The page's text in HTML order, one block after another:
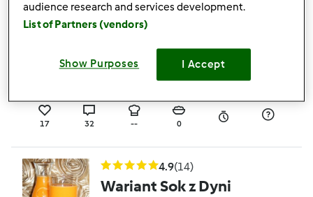
Ciasto z truskawkami i
budyniem
ilonaw
17 32 -- 0
4.9(14)
Wariant Sok z Dyni
audience research and services development.
List of Partners (vendors)
Show Purposes I Accept